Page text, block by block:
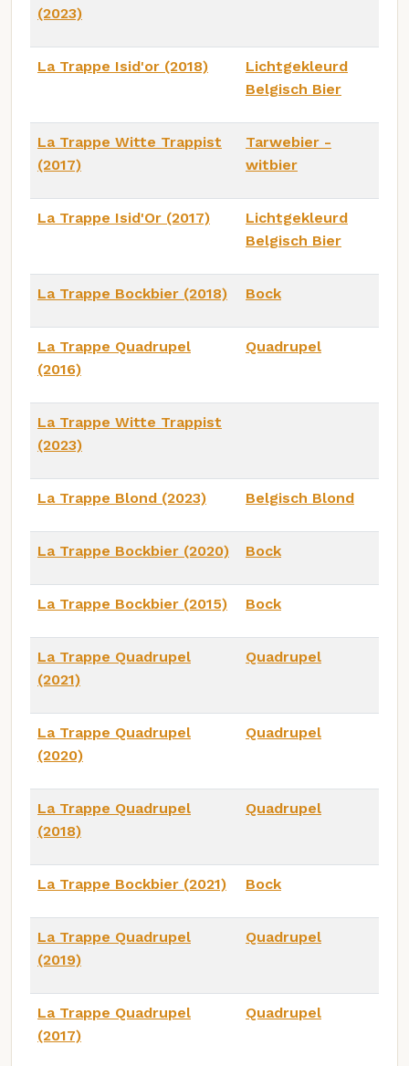
(2023)
La Trappe Isid'or (2018)
Lichtgekleurd
Belgisch Bier
La Trappe Witte Trappist
(2017)
Tarwebier -
witbier
La Trappe Isid'Or (2017)
Lichtgekleurd
Belgisch Bier
La Trappe Bockbier (2018) Bock
La Trappe Quadrupel
(2016)
Quadrupel
La Trappe Witte Trappist
(2023)
La Trappe Blond (2023) Belgisch Blond
La Trappe Bockbier (2020) Bock
La Trappe Bockbier (2015) Bock
La Trappe Quadrupel
(2021)
Quadrupel
La Trappe Quadrupel
(2020)
Quadrupel
La Trappe Quadrupel
(2018)
Quadrupel
La Trappe Bockbier (2021) Bock
La Trappe Quadrupel
(2019)
Quadrupel
La Trappe Quadrupel
(2017)
Quadrupel